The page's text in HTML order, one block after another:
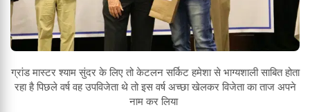
ग्रांड मास्टर श्याम सुंदर के लिए तो केटलन सर्किट हमेशा से भाग्यशाली साबित होता
रहा है पिछले वर्ष वह उपविजेता थे तो इस वर्ष अच्छा खेलकर विजेता का ताज अपने
नाम कर लिया